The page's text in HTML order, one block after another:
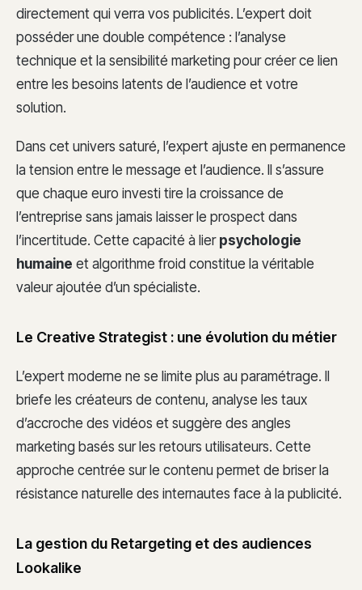
directement qui verra vos publicités. L’expert doit
posséder une double compétence : l’analyse
technique et la sensibilité marketing pour créer ce lien
entre les besoins latents de l’audience et votre
solution.
Dans cet univers saturé, l’expert ajuste en permanence
la tension entre le message et l’audience. Il s’assure
que chaque euro investi tire la croissance de
l’entreprise sans jamais laisser le prospect dans
l’incertitude. Cette capacité à lier psychologie
humaine et algorithme froid constitue la véritable
valeur ajoutée d’un spécialiste.
Le Creative Strategist : une évolution du métier
L’expert moderne ne se limite plus au paramétrage. Il
briefe les créateurs de contenu, analyse les taux
d’accroche des vidéos et suggère des angles
marketing basés sur les retours utilisateurs. Cette
approche centrée sur le contenu permet de briser la
résistance naturelle des internautes face à la publicité.
La gestion du Retargeting et des audiences
Lookalike